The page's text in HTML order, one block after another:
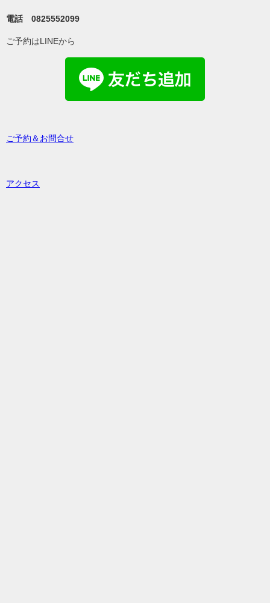
電話 0825552099
ご予約はLINEから
ご予約＆お問合せ
アクセス